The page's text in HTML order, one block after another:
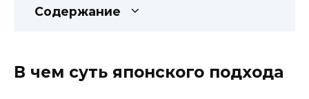
Содержание
В чем суть японского подхода